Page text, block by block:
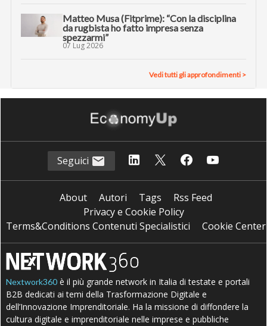
Matteo Musa (Fitprime): “Con la disciplina
da rugbista ho fatto impresa senza
spezzarmi”
07 Lug 2026
Vedi tutti gli approfondimenti >
Seguici
About Autori Tags
Rss Feed
Privacy e Cookie Policy
Terms&Conditions Contenuti Specialistici
Cookie Center
Nextwork360 è il più grande network in Italia di testate e portali
B2B dedicati ai temi della Trasformazione Digitale e
dell’Innovazione Imprenditoriale. Ha la missione di diffondere la
cultura digitale e imprenditoriale nelle imprese e pubbliche